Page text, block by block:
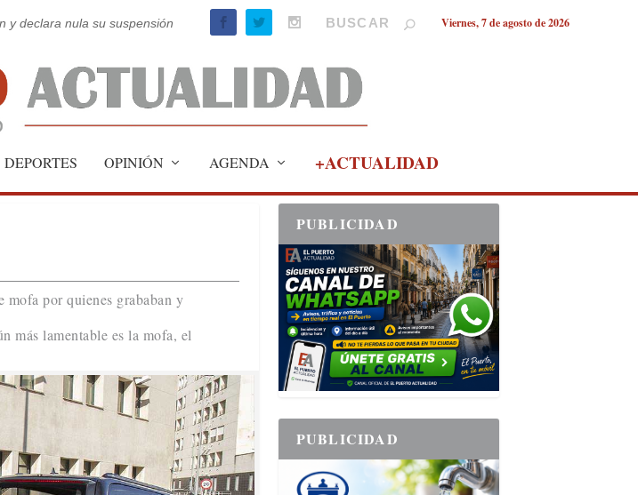
y declara nula su suspensión Viernes, 7 de agosto de 2026
DEPORTES OPINIÓN AGENDA +ACTUALIDAD
mofa por quienes grababan y
más lamentable es la mofa, el
PUBLICIDAD
PUBLICIDAD